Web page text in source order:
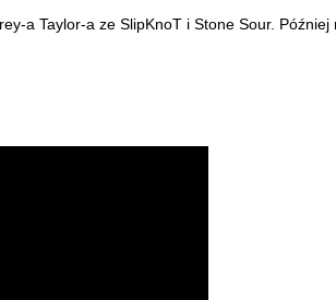
a Taylor-a ze SlipKnoT i Stone Sour.